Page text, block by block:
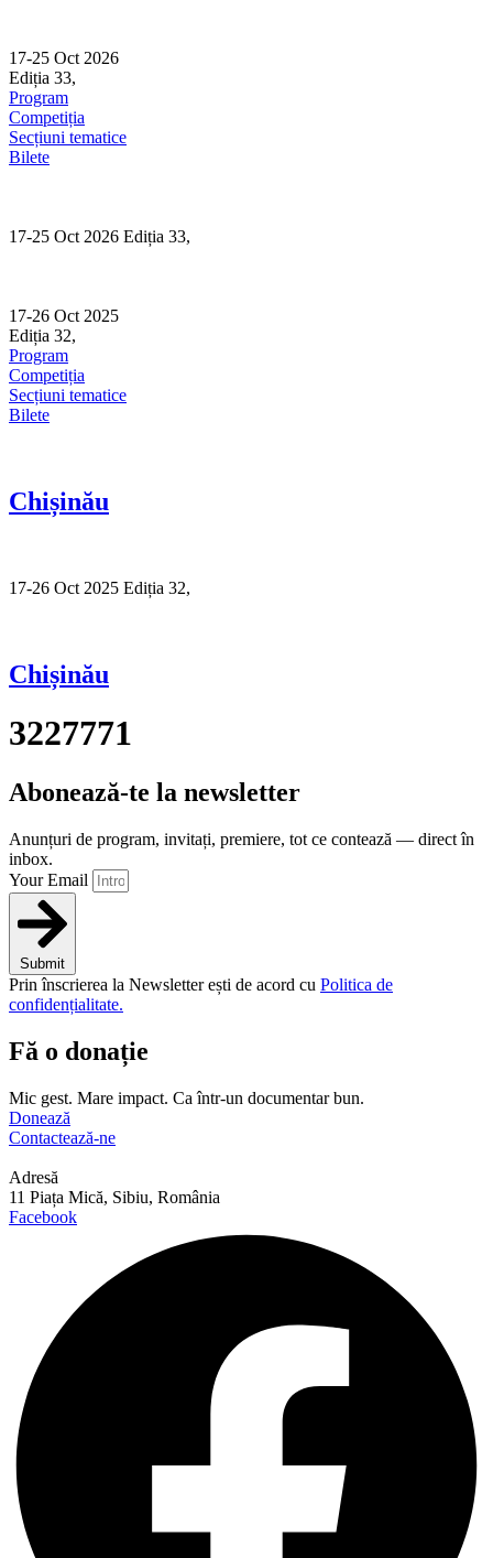
content
17-25 Oct 2026
Ediția 33,
Program
Competiția
Secțiuni tematice
Bilete
17-25 Oct 2026 Ediția 33,
17-26 Oct 2025
Ediția 32,
Program
Competiția
Secțiuni tematice
Bilete
Chișinău
17-26 Oct 2025 Ediția 32,
Chișinău
3227771
Abonează-te la newsletter
Anunțuri de program, invitați, premiere, tot ce contează — direct în
inbox.
Your Email
Submit
Prin înscrierea la Newsletter ești de acord cu Politica de
confidențialitate.
Fă o donație
Mic gest. Mare impact. Ca într-un documentar bun.
Donează
Contactează-ne
Adresă
11 Piața Mică, Sibiu, România
Facebook